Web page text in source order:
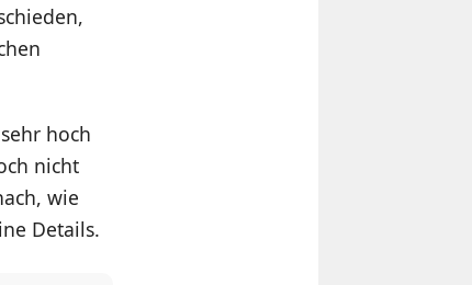
hoch
nicht
wie
Details.